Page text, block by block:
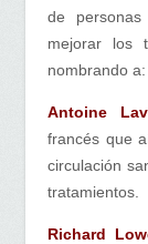
de
mejorar los
nombrando a:
Antoine
francés que
circulación
tratamientos.
Richard